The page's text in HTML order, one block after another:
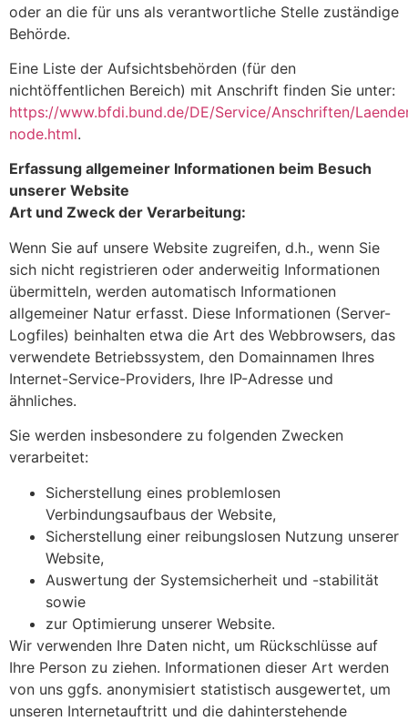
oder an die für uns als verantwortliche Stelle zuständige
Behörde.
Eine Liste der Aufsichtsbehörden (für den
nichtöffentlichen Bereich) mit Anschrift finden Sie unter:
https://www.bfdi.bund.de/DE/Service/Anschriften/
node.html.
Erfassung allgemeiner Informationen beim Besuch
unserer Website
Art und Zweck der Verarbeitung:
Wenn Sie auf unsere Website zugreifen, d.h., wenn Sie
sich nicht registrieren oder anderweitig Informationen
übermitteln, werden automatisch Informationen
allgemeiner Natur erfasst. Diese Informationen (Server-
Logfiles) beinhalten etwa die Art des Webbrowsers, das
verwendete Betriebssystem, den Domainnamen Ihres
Internet-Service-Providers, Ihre IP-Adresse und
ähnliches.
Sie werden insbesondere zu folgenden Zwecken
verarbeitet:
Sicherstellung eines problemlosen
Verbindungsaufbaus der Website,
Sicherstellung einer reibungslosen Nutzung unserer
Website,
Auswertung der Systemsicherheit und -stabilität
sowie
zur Optimierung unserer Website.
Wir verwenden Ihre Daten nicht, um Rückschlüsse auf
Ihre Person zu ziehen. Informationen dieser Art werden
von uns ggfs. anonymisiert statistisch ausgewertet, um
unseren Internetauftritt und die dahinterstehende